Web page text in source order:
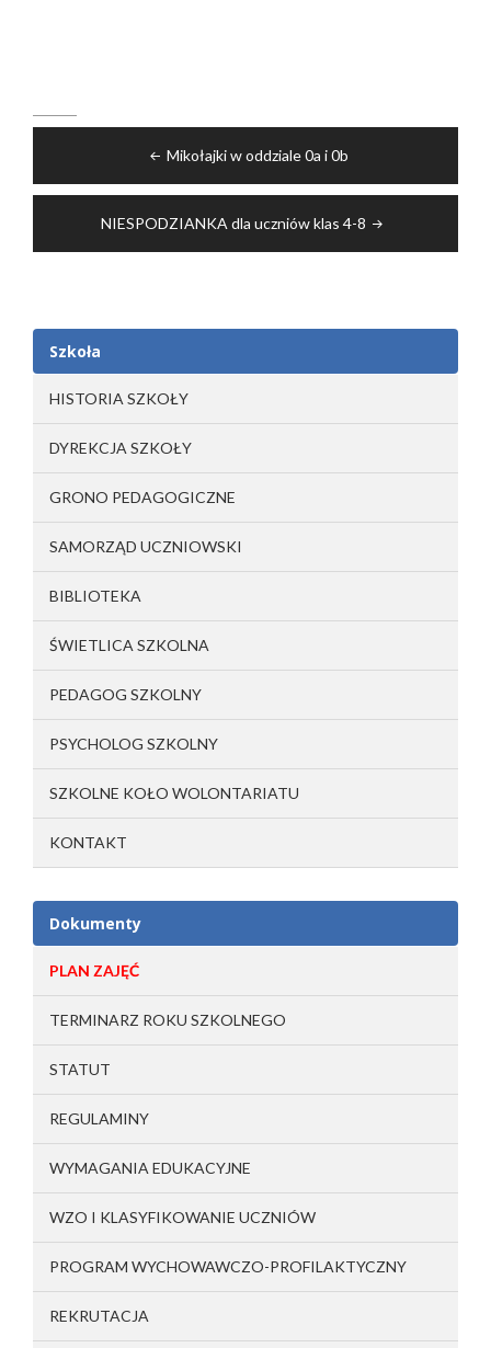
Mikołajki w oddziale 0a i 0b
NIESPODZIANKA dla uczniów klas 4-8
Szkoła
HISTORIA SZKOŁY
DYREKCJA SZKOŁY
GRONO PEDAGOGICZNE
SAMORZĄD UCZNIOWSKI
BIBLIOTEKA
ŚWIETLICA SZKOLNA
PEDAGOG SZKOLNY
PSYCHOLOG SZKOLNY
SZKOLNE KOŁO WOLONTARIATU
KONTAKT
Dokumenty
PLAN ZAJĘĆ
TERMINARZ ROKU SZKOLNEGO
STATUT
REGULAMINY
WYMAGANIA EDUKACYJNE
WZO I KLASYFIKOWANIE UCZNIÓW
PROGRAM WYCHOWAWCZO-PROFILAKTYCZNY
REKRUTACJA